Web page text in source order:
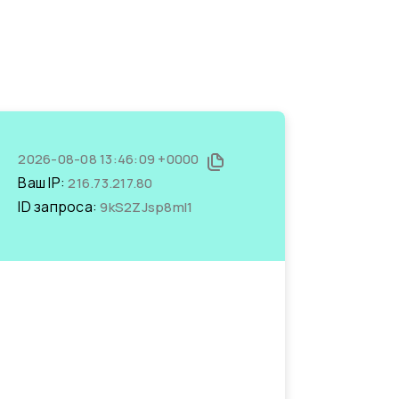
2026-08-08 13:46:09 +0000
Ваш IP:216.73.217.80
ID запроса:9kS2ZJsp8mI1